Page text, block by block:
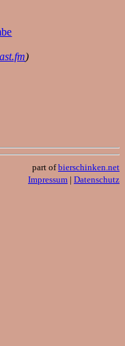
)
part ofbierschinken.net
Impressum | Datenschutz